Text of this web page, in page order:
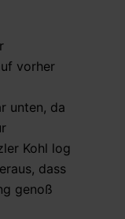
vorher
unten, da
Kohl log
dass
genoß